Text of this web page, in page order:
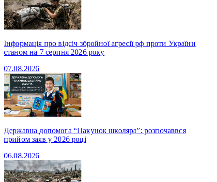
Інформація про відсіч збройної агресії рф проти України
станом на 7 серпня 2026 року
07.08.2026
Державна допомога “Пакунок школяра”: розпочаввся
прийом заяв у 2026 році
06.08.2026